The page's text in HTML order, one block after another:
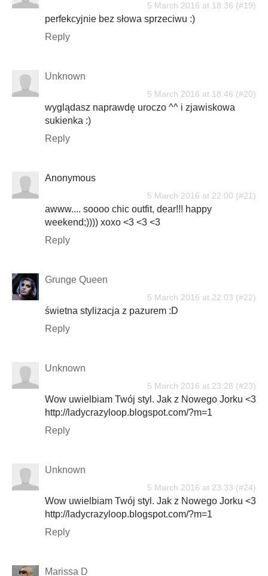
5 March 2016 at 18:36
perfekcyjnie bez słowa sprzeciwu :)
Reply
Unknown
5 March 2016 at 18:46
wyglądasz naprawdę uroczo ^^ i zjawiskowa
sukienka :)
Reply
Anonymous
5 March 2016 at 22:00
awww.... soooo chic outfit, dear!!! happy
weekend;)))) xoxo <3 <3 <3
Reply
Grunge Queen
5 March 2016 at 22:03
świetna stylizacja z pazurem :D
Reply
Unknown
5 March 2016 at 23:28
Wow uwielbiam Twój styl. Jak z Nowego Jorku <3
http://ladycrazyloop.blogspot.com/?m=1
Reply
Unknown
5 March 2016 at 23:33
Wow uwielbiam Twój styl. Jak z Nowego Jorku <3
http://ladycrazyloop.blogspot.com/?m=1
Reply
Marissa D